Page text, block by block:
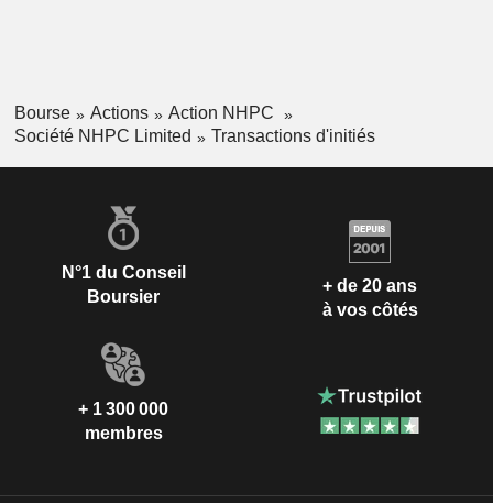
Bourse Actions
Action NHPC
Société NHPC Limited
Transactions d'initiés
N°1 du Conseil
Boursier
+ de 20 ans
à vos côtés
+ 1 300 000
membres